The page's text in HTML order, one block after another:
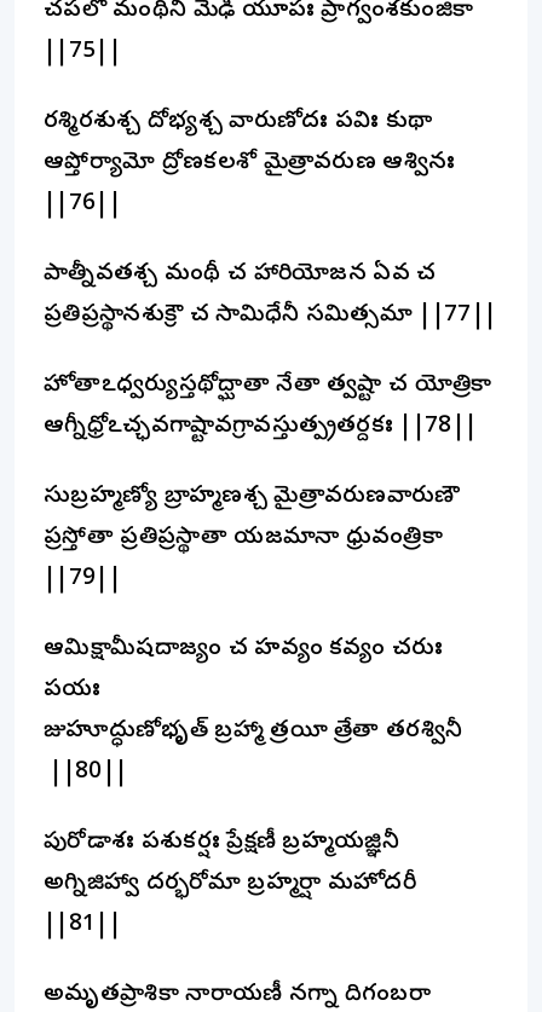
చపలో మంథినీ మేఢీ యూపః ప్రాగ్వంశకుంజికా
||75||
రశ్మిరశుశ్చ దోభ్యశ్చ వారుణోదః పవిః కుథా
ఆప్తోర్యామో ద్రోణకలశో మైత్రావరుణ ఆశ్వినః
||76||
పాత్నీవతశ్చ మంథీ చ హారియోజన ఏవ చ
ప్రతిప్రస్థానశుక్రౌ చ సామిధేనీ సమిత్సమా ||77||
హోతాఽధ్వర్యుస్తథోద్ఘాతా నేతా త్వష్టా చ యోత్రికా
ఆగ్నీధ్రోఽచ్ఛవగాష్టావగ్రావస్తుత్ప్రతర్దకః ||78||
సుబ్రహ్మణ్యో బ్రాహ్మణశ్చ మైత్రావరుణవారుణౌ
ప్రస్తోతా ప్రతిప్రస్థాతా యజమానా ధ్రువంత్రికా
||79||
ఆమిక్షామీషదాజ్యం చ హవ్యం కవ్యం చరుః
పయః
జుహూద్ధుణోభృత్ బ్రహ్మా త్రయీ త్రేతా తరశ్వినీ
||80||
పురోడాశః పశుకర్షః ప్రేక్షణీ బ్రహ్మయజ్ఞినీ
అగ్నిజిహ్వా దర్భరోమా బ్రహ్మశీర్షా మహోదరీ
||81||
అమృతప్రాశికా నారాయణీ నగ్నా దిగంబరా